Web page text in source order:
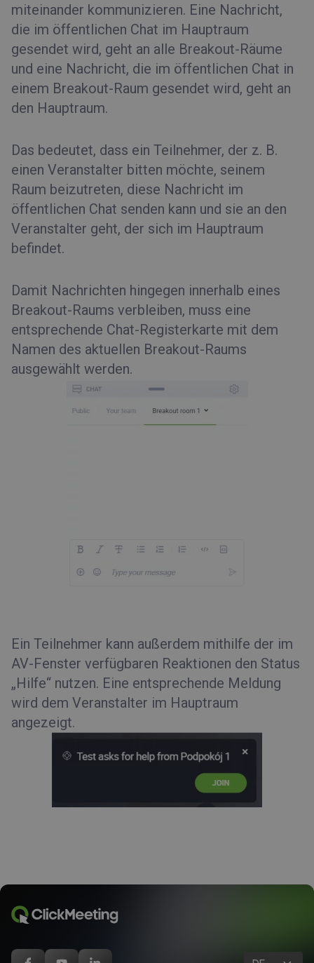
miteinander kommunizieren. Eine Nachricht,
die im öffentlichen Chat im Hauptraum
gesendet wird, geht an alle Breakout-Räume
und eine Nachricht, die im öffentlichen Chat in
einem Breakout-Raum gesendet wird, geht an
den Hauptraum.
Das bedeutet, dass ein Teilnehmer, der z. B.
einen Veranstalter bitten möchte, seinem
Raum beizutreten, diese Nachricht im
öffentlichen Chat senden kann und sie an den
Veranstalter geht, der sich im Hauptraum
befindet.
Damit Nachrichten hingegen innerhalb eines
Breakout-Raums verbleiben, muss eine
entsprechende Chat-Registerkarte mit dem
Namen des aktuellen Breakout-Raums
ausgewählt werden.
Ein Teilnehmer kann außerdem mithilfe der im
AV-Fenster verfügbaren Reaktionen den Status
„Hilfe“ nutzen. Eine entsprechende Meldung
wird dem Veranstalter im Hauptraum
angezeigt.